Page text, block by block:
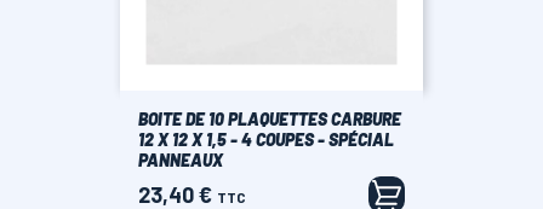
BOITE DE 10 PLAQUETTES CARBURE
12 X 12 X 1,5 - 4 COUPES - SPÉCIAL
PANNEAUX
Prix
23,40 € TTC